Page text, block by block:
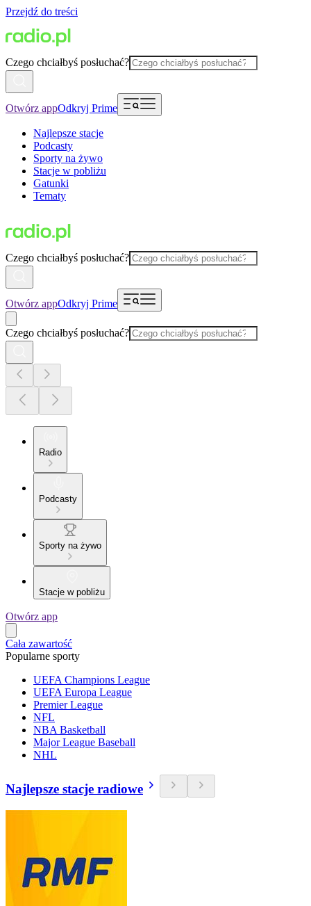
Przejdź do treści
Czego chciałbyś posłuchać?
Otwórz appOdkryj Prime
Najlepsze stacje
Podcasty
Sporty na żywo
Stacje w pobliżu
Gatunki
Tematy
Czego chciałbyś posłuchać?
Otwórz appOdkryj Prime
Czego chciałbyś posłuchać?
Radio
Podcasty
Sporty na żywo
Stacje w pobliżu
Otwórz app
Cała zawartość
Popularne sporty
UEFA Champions League
UEFA Europa League
Premier League
NFL
NBA Basketball
Major League Baseball
NHL
Najlepsze stacje radiowe